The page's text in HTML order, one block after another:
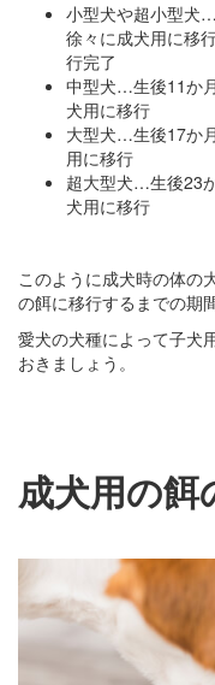
小型犬や超小型犬
徐々に成犬用に移
行完了
中型犬…生後11か
犬用に移行
大型犬…生後17か
用に移行
超大型犬…生後23
犬用に移行
このように成犬時の体の
の餌に移行するまでの期
愛犬の犬種によって子犬
おきましょう。
成犬用の餌